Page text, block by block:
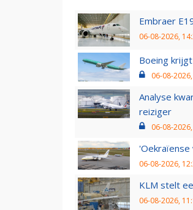
Embraer
06-08-2026,
Boeing
06-08-
Analyse
reiziger
06-08-
06-08-2026,
KLM stelt
06-08-2026,